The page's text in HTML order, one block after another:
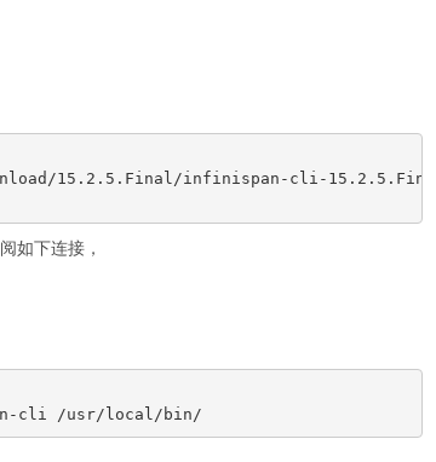
15.2.5.Final/infinispan-cli-
如下连接，